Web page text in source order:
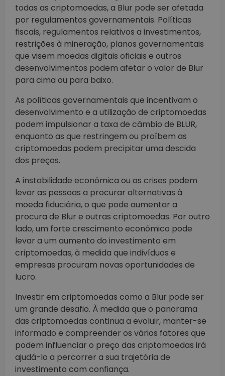
todas as criptomoedas, a Blur pode ser afetada
por regulamentos governamentais. Políticas
fiscais, regulamentos relativos a investimentos,
restrições à mineração, planos governamentais
que visem moedas digitais oficiais e outros
desenvolvimentos podem afetar o valor de Blur
para cima ou para baixo.
As políticas governamentais que incentivam o
desenvolvimento e a utilização de criptomoedas
podem impulsionar a taxa de câmbio de BLUR,
enquanto as que restringem ou proíbem as
criptomoedas podem precipitar uma descida
dos preços.
A instabilidade económica ou as crises podem
levar as pessoas a procurar alternativas à
moeda fiduciária, o que pode aumentar a
procura de Blur e outras criptomoedas. Por outro
lado, um forte crescimento económico pode
levar a um aumento do investimento em
criptomoedas, à medida que indivíduos e
empresas procuram novas oportunidades de
lucro.
Investir em criptomoedas como a Blur pode ser
um grande desafio. À medida que o panorama
das criptomoedas continua a evoluir, manter-se
informado e compreender os vários fatores que
podem influenciar o preço das criptomoedas irá
ajudá-lo a percorrer a sua trajetória de
investimento com confiança.